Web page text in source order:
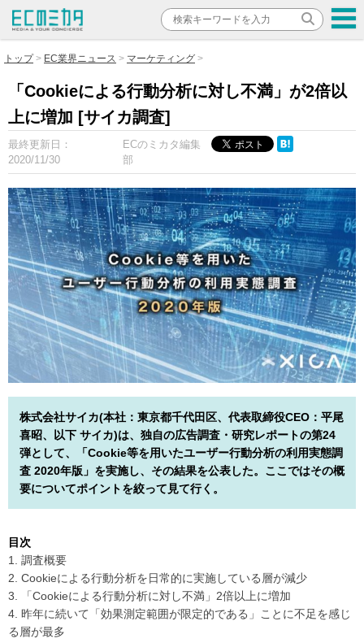
トップ EC業界ニュース マーケティング
「Cookieによる行動分析に対し不満」が2倍以
上に増加 [サイカ調査]
最終更新日：
2020/11/30
ECのミカタ編集
部
株式会社サイカ(本社：東京都千代田区、代表取締役CEO：平尾
喜昭、以下 サイカ)は、独自の広告調査・研究レポートの第24
弾として、「Cookie等を用いたユーザー行動分析の利用実態調
査 2020年版」を実施し、その結果を公表した。ここではその概
要についてポイントを絞って見て行く。
目次
1. 調査概要
2. Cookieによる行動分析を日常的に実施している層が減少
3. 「Cookieによる行動分析に対し不満」2倍以上に増加
4. 昨年に続いて「効果測定範囲が限定的である」ことに不足を感じ
る層が最多